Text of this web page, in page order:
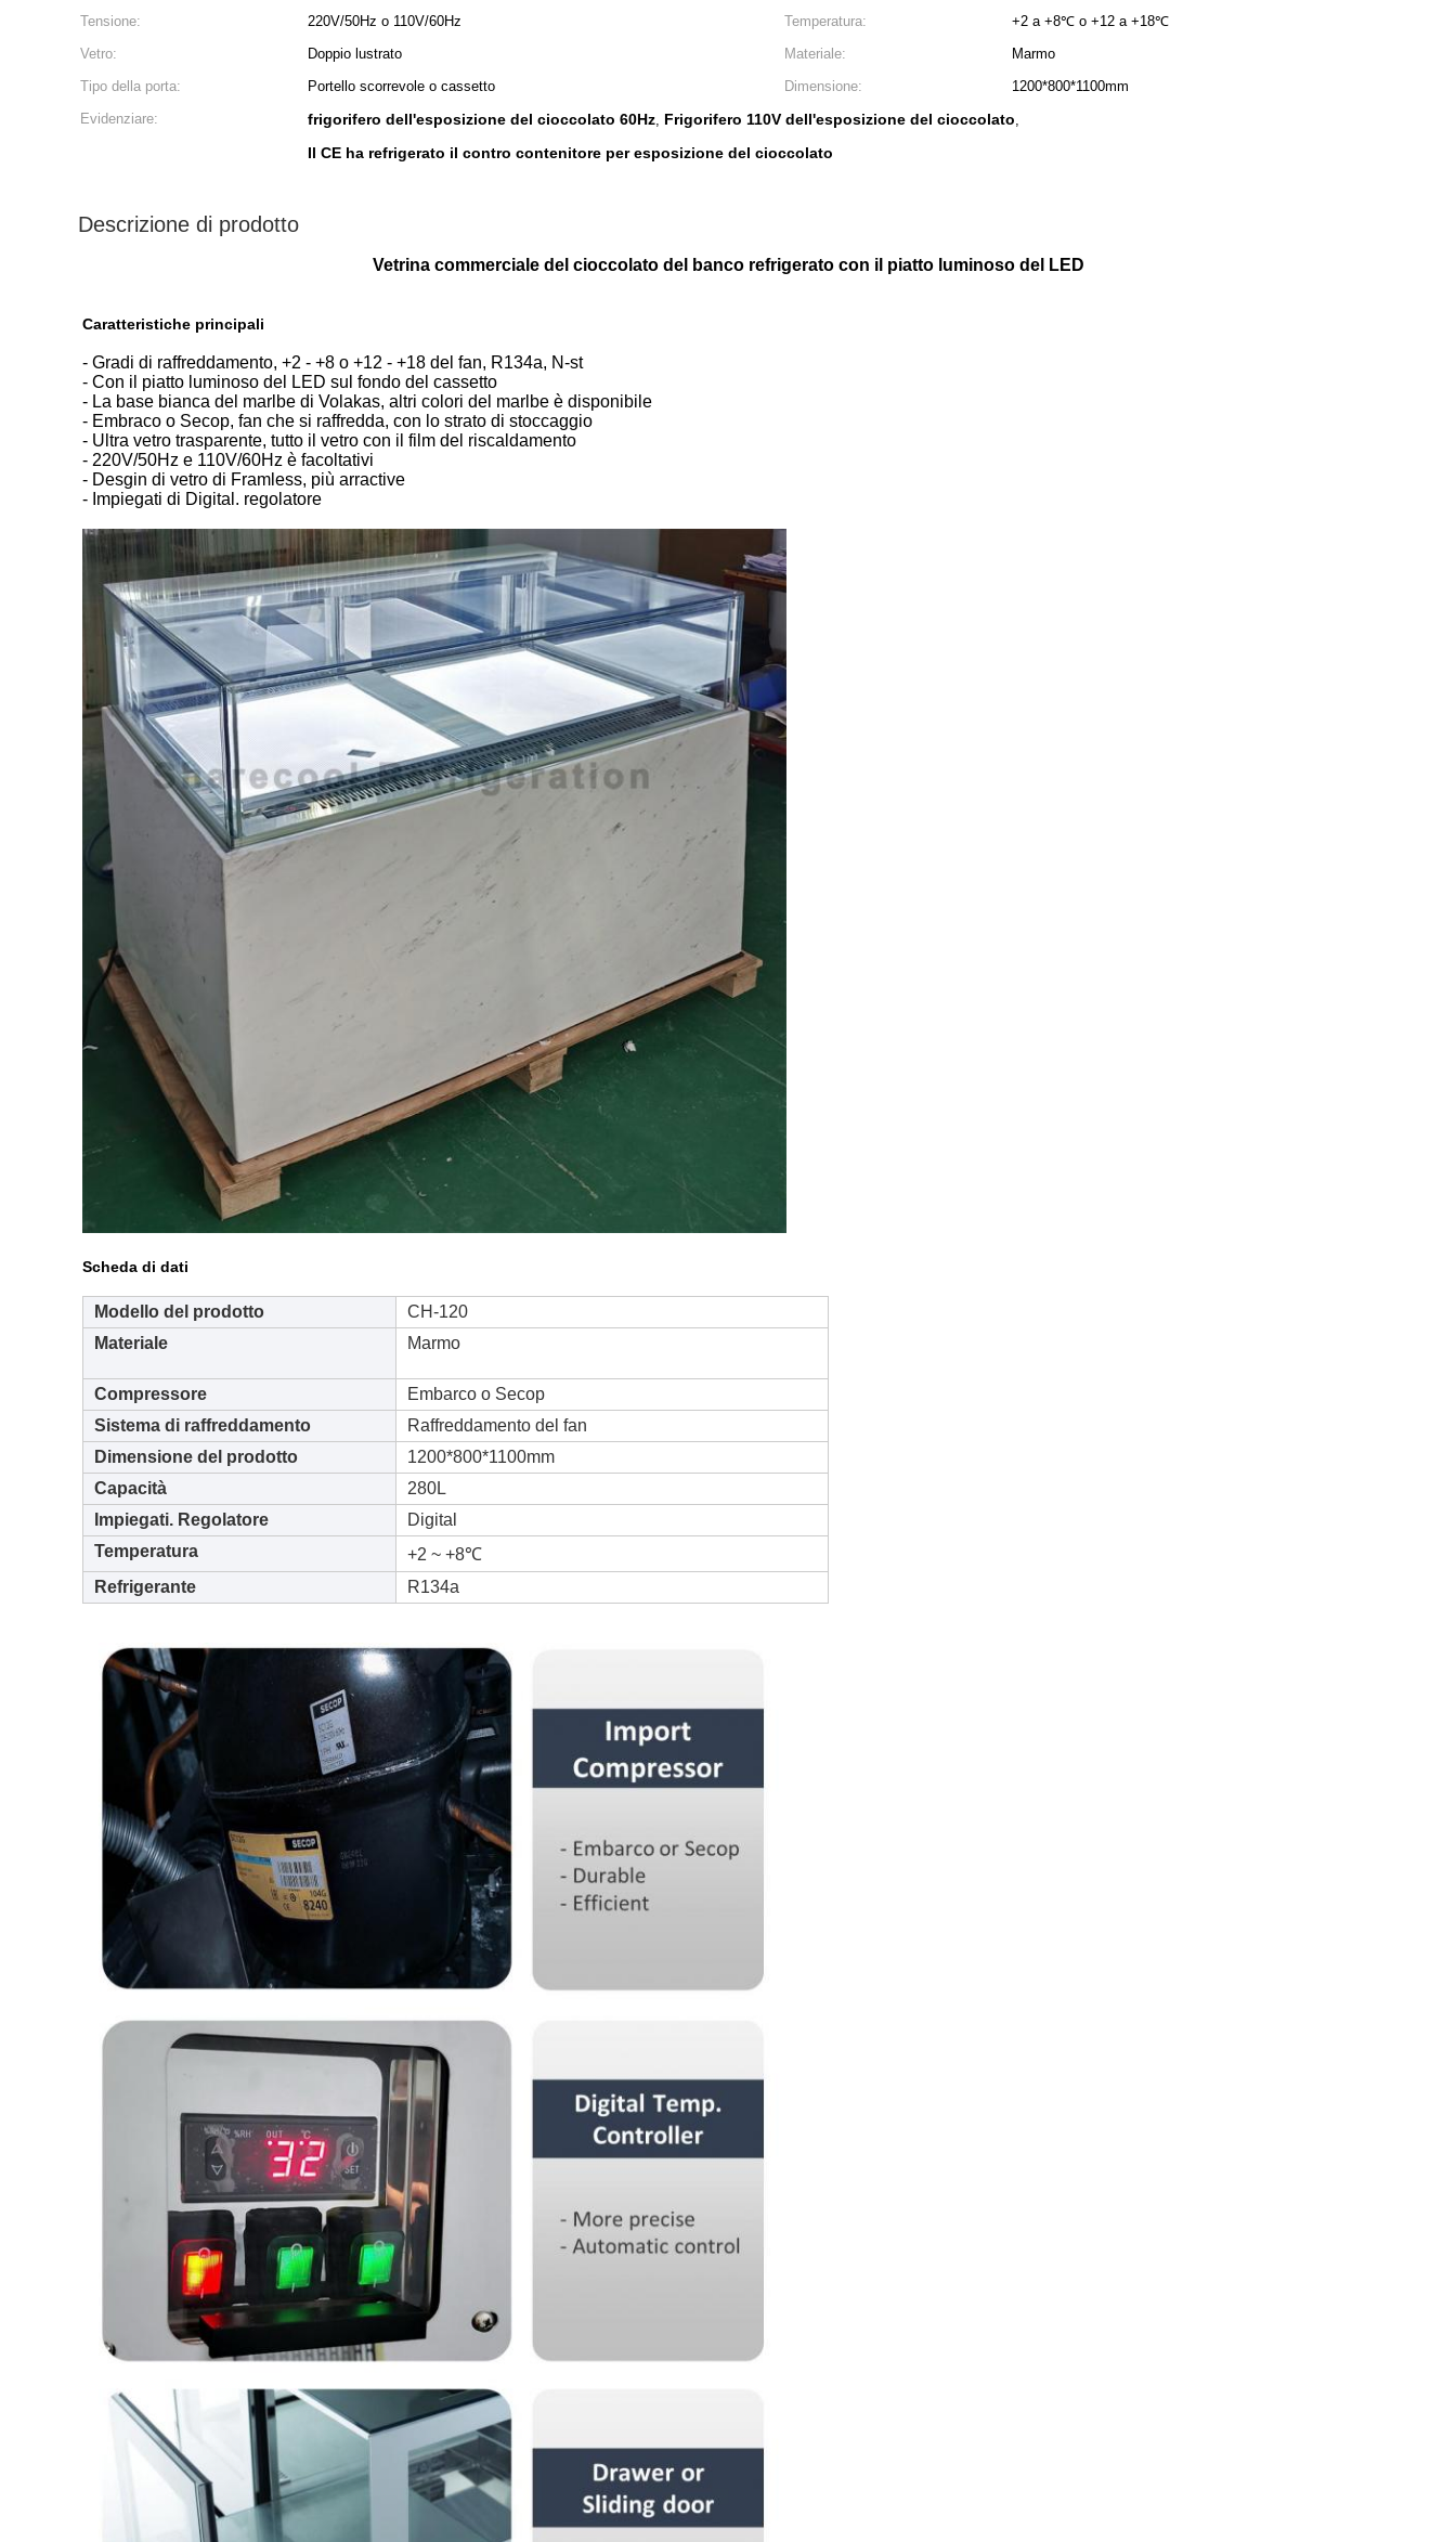
Tensione:
220V/50Hz o 110V/60Hz Temperatura:
+2 a +8℃ o +12 a +18℃
Vetro:
Doppio lustrato Materiale:
Marmo
Tipo della porta:
Portello scorrevole o cassetto Dimensione:
1200*800*1100mm
Evidenziare:
frigorifero dell'esposizione del cioccolato 60Hz, Frigorifero 110V dell'esposizione del cioccolato,
Il CE ha refrigerato il contro contenitore per esposizione del cioccolato
Descrizione di prodotto
Vetrina commerciale del cioccolato del banco refrigerato con il piatto luminoso del LED
Caratteristiche principali
- Gradi di raffreddamento, +2 - +8 o +12 - +18 del fan, R134a, N-st
- Con il piatto luminoso del LED sul fondo del cassetto
- La base bianca del marlbe di Volakas, altri colori del marlbe è disponibile
- Embraco o Secop, fan che si raffredda, con lo strato di stoccaggio
- Ultra vetro trasparente, tutto il vetro con il film del riscaldamento
- 220V/50Hz e 110V/60Hz è facoltativi
- Desgin di vetro di Framless, più arractive
- Impiegati di Digital. regolatore
Scheda di dati
Modello del prodotto
CH-120
Materiale
Marmo
Compressore
Embarco o Secop
Sistema di raffreddamento
Raffreddamento del fan
Dimensione del prodotto
1200*800*1100mm
Capacità
280L
Impiegati. Regolatore
Digital
Temperatura
+2 ~ +8℃
Refrigerante
R134a